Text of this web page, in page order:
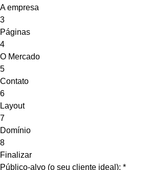
A empresa
3
Páginas
4
O Mercado
5
Contato
6
Layout
7
Domínio
8
Finalizar
Público-alvo (o seu cliente ideal): *